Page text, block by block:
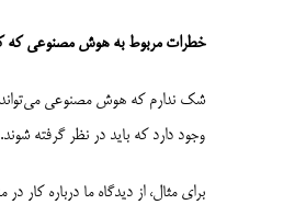
خطرات مربوط به هوش مصنوعی که
شک ندارم که هوش مصنوعی می­‌تواند
وجود دارد که باید در نظر گرفته شوند.
برای مثال، از دیدگاه ما درباره